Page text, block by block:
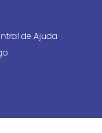
de Ajuda